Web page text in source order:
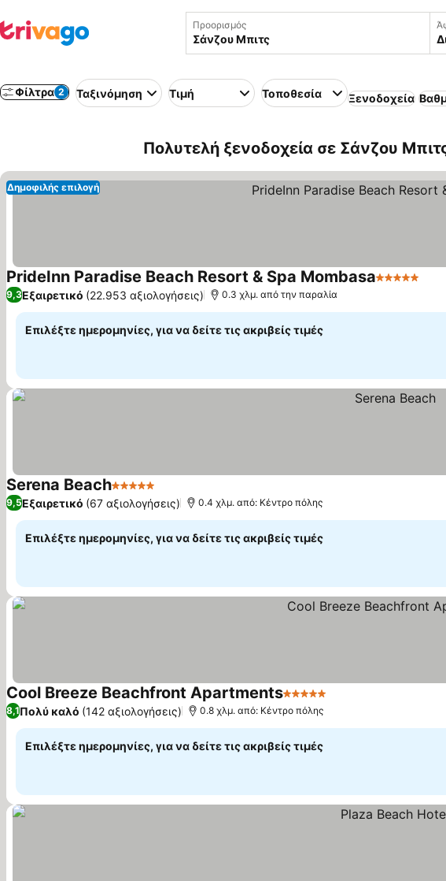
Προορισμός
Φίλτρα 2 Ταξινόμηση Τιμή Τοποθεσία Ξενοδοχεία
Πολυτελή ξενοδοχεία σε Σάνζου
Δημοφιλής επιλογή
PrideInn Paradise Beach Resort & Spa Mombasa5 Αστέρια
9,3Εξαιρετικό (22.953 αξιολογήσεις) 0.3 χλμ. από την παραλία
Επιλέξτε ημερομηνίες, για να δείτε τις ακριβείς τιμές
Serena Beach5 ΑστέριαΕμφάνιση τιμών
9,5Εξαιρετικό (67 αξιολογήσεις) 0.4 χλμ. από: Κέντρο πόλης
Επιλέξτε ημερομηνίες, για να δείτε τις ακριβείς τιμές
Cool Breeze Beachfront Apartments5 Αστέρια
8,1Πολύ καλό (142 αξιολογήσεις) 0.8 χλμ. από: Κέντρο πόλης
Επιλέξτε ημερομηνίες, για να δείτε τις ακριβείς τιμές